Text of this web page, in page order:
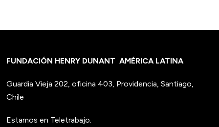
FUNDACIÓN HENRY DUNANTAMÉRICA LATINA
Guardia Vieja 202, oficina 403, Providencia, Santiago,
Chile
Estamos en Teletrabajo.